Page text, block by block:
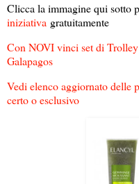
Clicca la immagine qui sotto
iniziativa gratuitamente
Con NOVI vinci set di
Galapagos
Vedi elenco aggiornato delle
certo o esclusivo